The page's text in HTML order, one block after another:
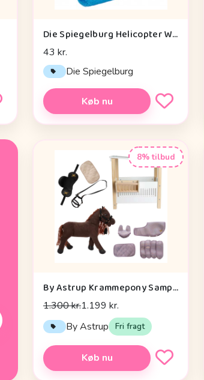
Die Spiegelburg Helicopter With Vibration Module Baby Charms - Legetøj
43 kr.
Die Spiegelburg
Køb nu
8% tilbud
By Astrup Krammepony Sampak - Pixie - Bundle 2
1.300 kr.1.199 kr.
By Astrup Fri fragt
Køb nu